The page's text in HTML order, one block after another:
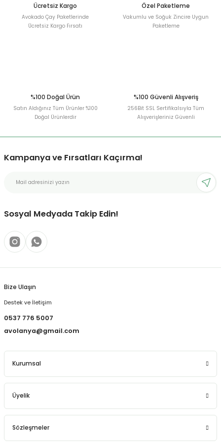
Ücretsiz Kargo
Avokado Çay Paketlerinde
Ücretsiz Kargo Fırsatı
Özel Paketleme
Vakumlu ve Soğuk Zincire Uygun
Paketleme
%100 Doğal Ürün
Satın Aldığınız Tüm Ürünler %100
Doğal Ürünlerdir
%100 Güvenli Alışveriş
256Bit SSL Sertifikalsıyla Tüm
Alışverişleriniz Güvenli
Kampanya ve Fırsatları Kaçırma!
Sosyal Medyada Takip Edin!
Bize Ulaşın
Destek ve İletişim
0537 776 5007
avolanya@gmail.com
Kurumsal
Üyelik
Sözleşmeler